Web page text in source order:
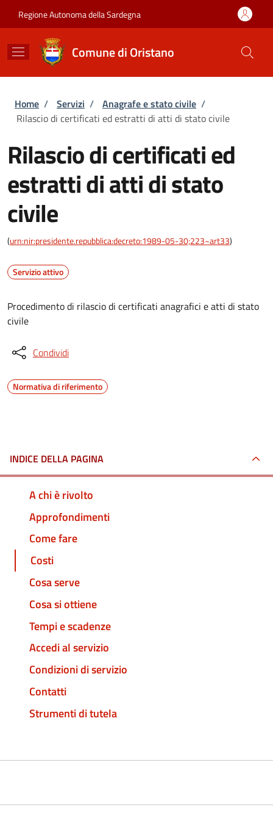
Regione Autonoma della Sardegna
Comune di Oristano
Briciole di pane
Home / Servizi / Anagrafe e stato civile /
Rilascio di certificati ed estratti di atti di stato civile
Rilascio di certificati ed
estratti di atti di stato
civile
(urn:nir:presidente.repubblica:decreto:1989-05-30;223~art33)
Servizio attivo
Procedimento di rilascio di certificati anagrafici e atti di stato
civile
Condividi
Normativa di riferimento
INDICE DELLA PAGINA
A chi è rivolto
Approfondimenti
Come fare
Costi
Cosa serve
Cosa si ottiene
Tempi e scadenze
Accedi al servizio
Condizioni di servizio
Contatti
Strumenti di tutela